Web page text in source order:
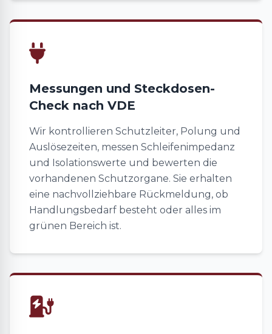
Messungen und Steckdosen-
Check nach VDE
Wir kontrollieren Schutzleiter, Polung und
Auslösezeiten, messen Schleifenimpedanz
und Isolationswerte und bewerten die
vorhandenen Schutzorgane. Sie erhalten
eine nachvollziehbare Rückmeldung, ob
Handlungsbedarf besteht oder alles im
grünen Bereich ist.